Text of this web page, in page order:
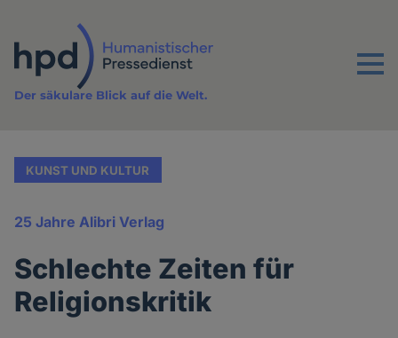
Inhalt
Menu
Der säkulare Blick auf die Welt.
KUNST UND KULTUR
25 Jahre Alibri Verlag
Schlechte Zeiten für
Religionskritik